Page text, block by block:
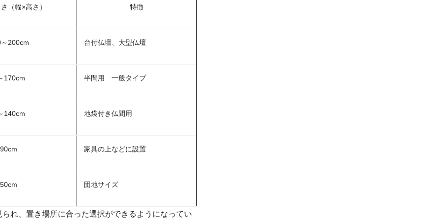
（幅×高さ） 特徴
200cm 台付仏壇、大型仏壇
170cm 半間用 一般タイプ
140cm 地袋付き仏間用
家具の上などに設置
団地サイズ
れ、置き場所に合った選択ができるようになってい